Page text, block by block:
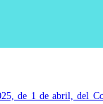
de 1 de abril, del